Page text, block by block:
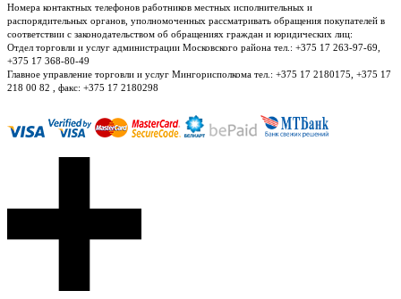
Номера контактных телефонов работников местных исполнительных и
распорядительных органов, уполномоченных рассматривать обращения покупателей в
соответствии с законодательством об обращениях граждан и юридических лиц:
Отдел торговли и услуг администрации Московского района тел.: +375 17 263-97-69,
+375 17 368-80-49
Главное управление торговли и услуг Мингорисполкома тел.: +375 17 2180175, +375 17
218 00 82 , факс: +375 17 2180298